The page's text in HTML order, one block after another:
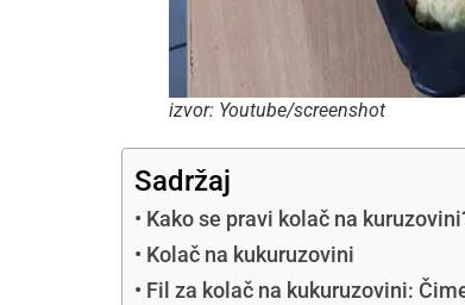
izvor: Youtube/screenshot
Sadržaj
Kako se pravi kolač na
Kolač na kukuruzovini
Fil za kolač na kukuruzovini: